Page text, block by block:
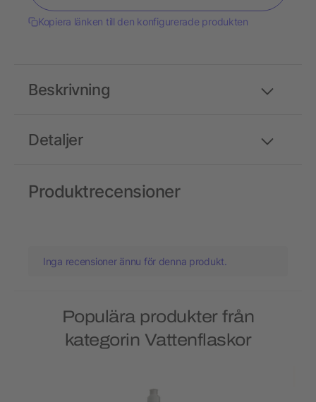
Kopiera länken till den konfigurerade produkten
Detaljer
Beskrivning
Produktrecensioner
Inga recensioner ännu för denna produkt.
Populära produkter från
kategorin Vattenflaskor